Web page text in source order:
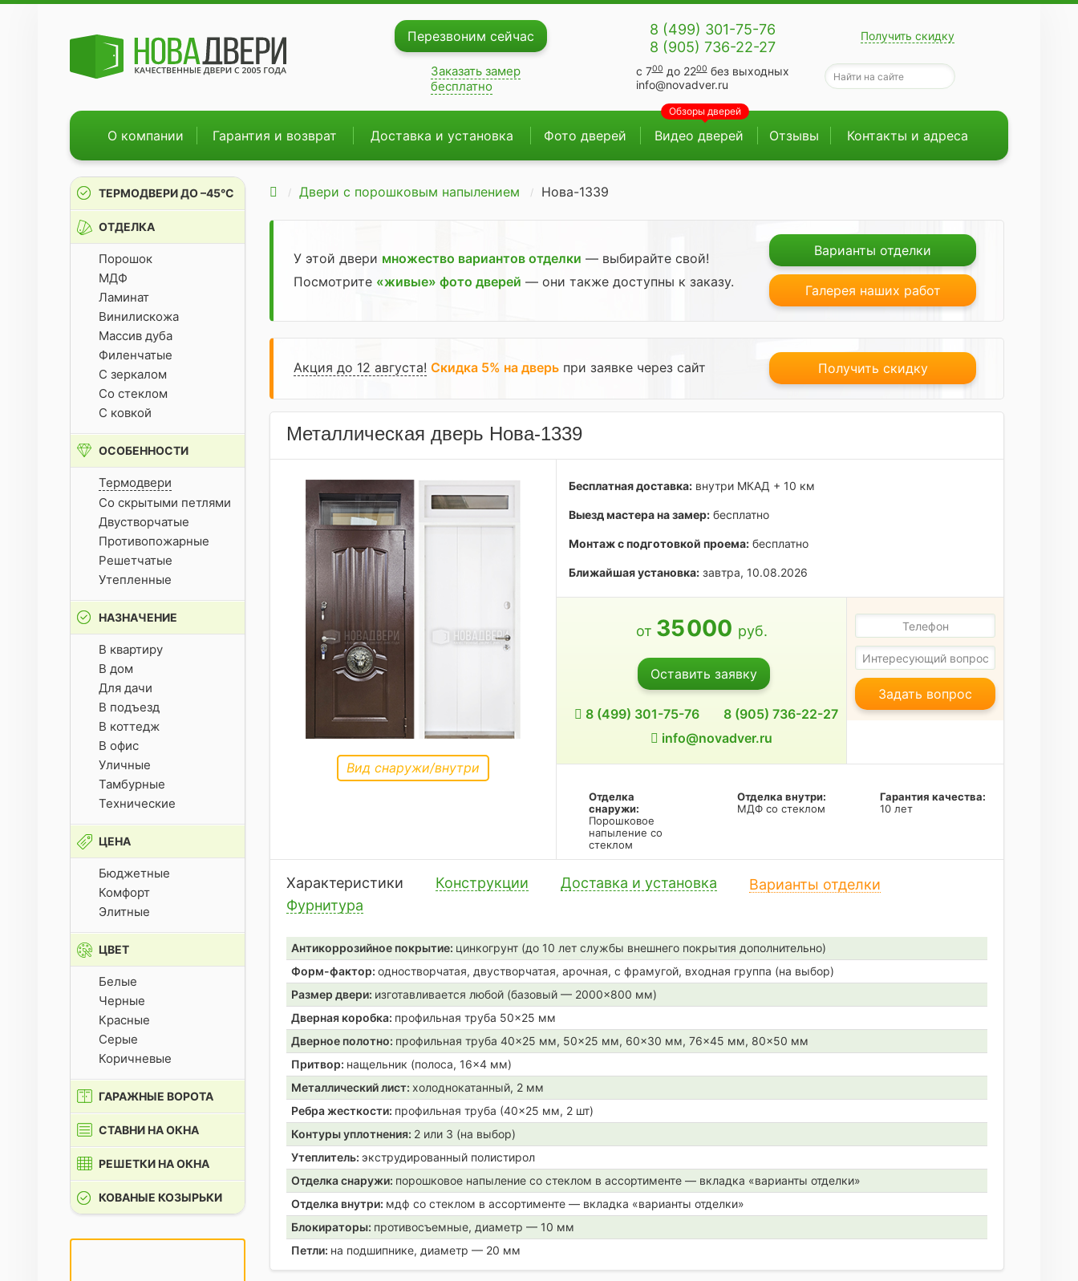
Перезвоним сейчас
Заказать замер
бесплатно
8 (499) 301-75-76
8 (905) 736-22-27
с 700до 2200без выходных
info@novadver.ru
Получить скидку
О компании Гарантия и возврат Доставка и установка Фото дверей Видео дверей
Обзоры дверей
Отзывы Контакты и адреса
Двери с порошковым напылением Нова-1339
У этой двери множество вариантов отделки — выбирайте свой!
Посмотрите «живые» фото дверей — они также доступны к заказу.
Варианты отделки
Галерея наших работ
Акция до 12 августа! Скидка 5% на дверь при заявке через сайт Получить скидку
Металлическая дверь Нова-1339
Вид снаружи/внутри
Бесплатная доставка: внутри МКАД + 10 км
Выезд мастера на замер: бесплатно
Монтаж с подготовкой проема: бесплатно
Ближайшая установка: завтра, 10.08.2026
от 35000 руб.
Оставить заявку
8 (499) 301-75-76
8 (905) 736-22-27
info@novadver.ru
Задать вопрос
Отделка
снаружи:
Порошковое
напыление со
стеклом
Отделка внутри:
МДФ со стеклом
Гарантия качества:
10 лет
Характеристики Конструкции Доставка и установка
Варианты отделки
Фурнитура
Антикоррозийное покрытие: цинкогрунт (до 10 лет службы внешнего покрытия дополнительно)
Форм-фактор: одностворчатая, двустворчатая, арочная, с фрамугой, входная группа (на выбор)
Размер двери: изготавливается любой (базовый — 2000×800 мм)
Дверная коробка: профильная труба 50×25 мм
Дверное полотно: профильная труба 40×25 мм, 50×25 мм, 60×30 мм, 76×45 мм, 80×50 мм
Притвор: нащельник (полоса, 16×4 мм)
Металлический лист: холоднокатанный, 2 мм
Ребра жесткости: профильная труба (40×25 мм, 2 шт)
Контуры уплотнения: 2 или 3 (на выбор)
Утеплитель: экструдированный полистирол
Отделка снаружи: порошковое напыление со стеклом в ассортименте — вкладка «варианты отделки»
Отделка внутри: мдф со стеклом в ассортименте — вкладка «варианты отделки»
Блокираторы: противосъемные, диаметр — 10 мм
Петли: на подшипнике, диаметр — 20 мм
ТЕРМОДВЕРИ ДО –45°С
ОТДЕЛКА
Порошок
МДФ
Ламинат
Винилискожа
Массив дуба
Филенчатые
С зеркалом
Со стеклом
С ковкой
ОСОБЕННОСТИ
Термодвери
Со скрытыми петлями
Двустворчатые
Противопожарные
Решетчатые
Утепленные
НАЗНАЧЕНИЕ
В квартиру
В дом
Для дачи
В подъезд
В коттедж
В офис
Уличные
Тамбурные
Технические
ЦЕНА
Бюджетные
Комфорт
Элитные
ЦВЕТ
Белые
Черные
Красные
Серые
Коричневые
ГАРАЖНЫЕ ВОРОТА
СТАВНИ НА ОКНА
РЕШЕТКИ НА ОКНА
КОВАНЫЕ КОЗЫРЬКИ